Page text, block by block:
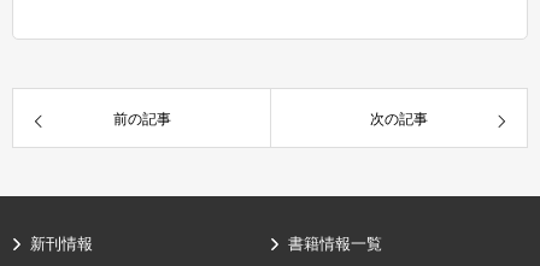
前の記事 次の記事
新刊情報 書籍情報一覧